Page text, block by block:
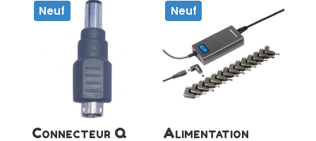
Neuf
Connecteur Q
Neuf
Alimentation